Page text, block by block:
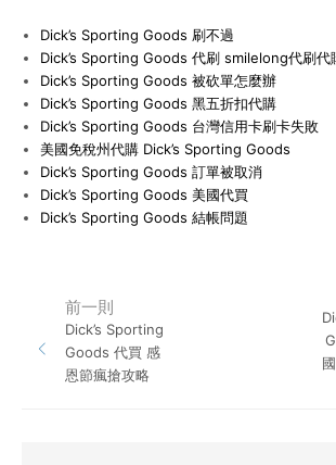
Dick’s Sporting Goods 刷不過
Dick’s Sporting Goods 代刷 smilelong代刷代
Dick’s Sporting Goods 被砍單怎麼辦
Dick’s Sporting Goods 黑五折扣代購
Dick’s Sporting Goods 台灣信用卡刷卡失敗
美國免稅州代購 Dick’s Sporting Goods
Dick’s Sporting Goods 訂單被取消
Dick’s Sporting Goods 美國代買
Dick’s Sporting Goods 結帳問題
前一則
Dick’s Sporting
Goods 代買 感
恩節瘋搶攻略